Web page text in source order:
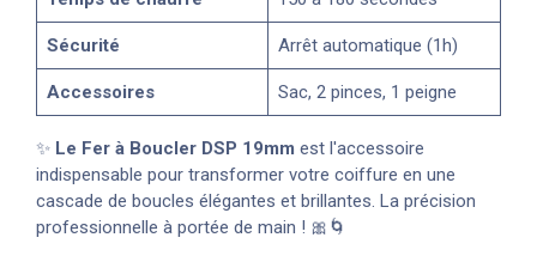
Sécurité Arrêt automatique (1h)
Accessoires Sac, 2 pinces, 1 peigne
✨ Le Fer à Boucler DSP 19mm est l'accessoire
indispensable pour transformer votre coiffure en une
cascade de boucles élégantes et brillantes. La précision
professionnelle à portée de main ! 🎀🌀